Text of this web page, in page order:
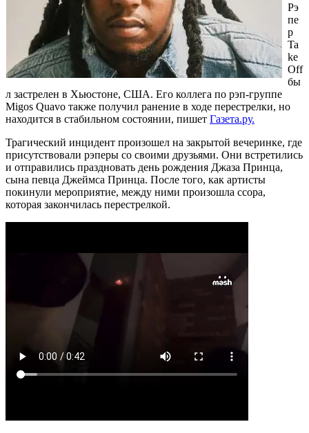
Рэ
пе
р
Ta
ke
Оff
бы
л застрелен в Хьюстоне, США. Его коллега по рэп-группе
Migos Quavo также получил ранение в ходе перестрелки, но
находится в стабильном состоянии, пишет Газета.ру.
Трагический инцидент произошел на закрытой вечеринке, где
присутствовали рэперы со своими друзьями. Они встретились
и отправились праздновать день рождения Джаза Принца,
сына певца Джеймса Принца. После того, как артисты
покинули мероприятие, между ними произошла ссора,
которая закончилась перестрелкой.